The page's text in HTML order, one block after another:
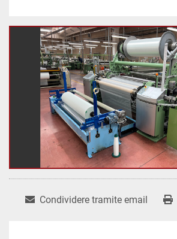
Condividere tramite email